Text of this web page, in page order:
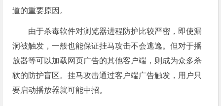
道的重要原因。
由于杀毒软件对浏览器进程防护比较严密，即使漏
洞被触发，一般也能保证挂马攻击不会逃逸。但对于播
放器等可以加载网页广告的其他客户端，则成为众多杀
软的防护盲区。挂马攻击通过客户端广告触发，用户只
要启动播放器就可能中招。